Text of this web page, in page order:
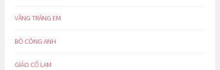
VẦNG TRĂNG EM
BỒ CÔNG ANH
GIẢO CỔ LAM